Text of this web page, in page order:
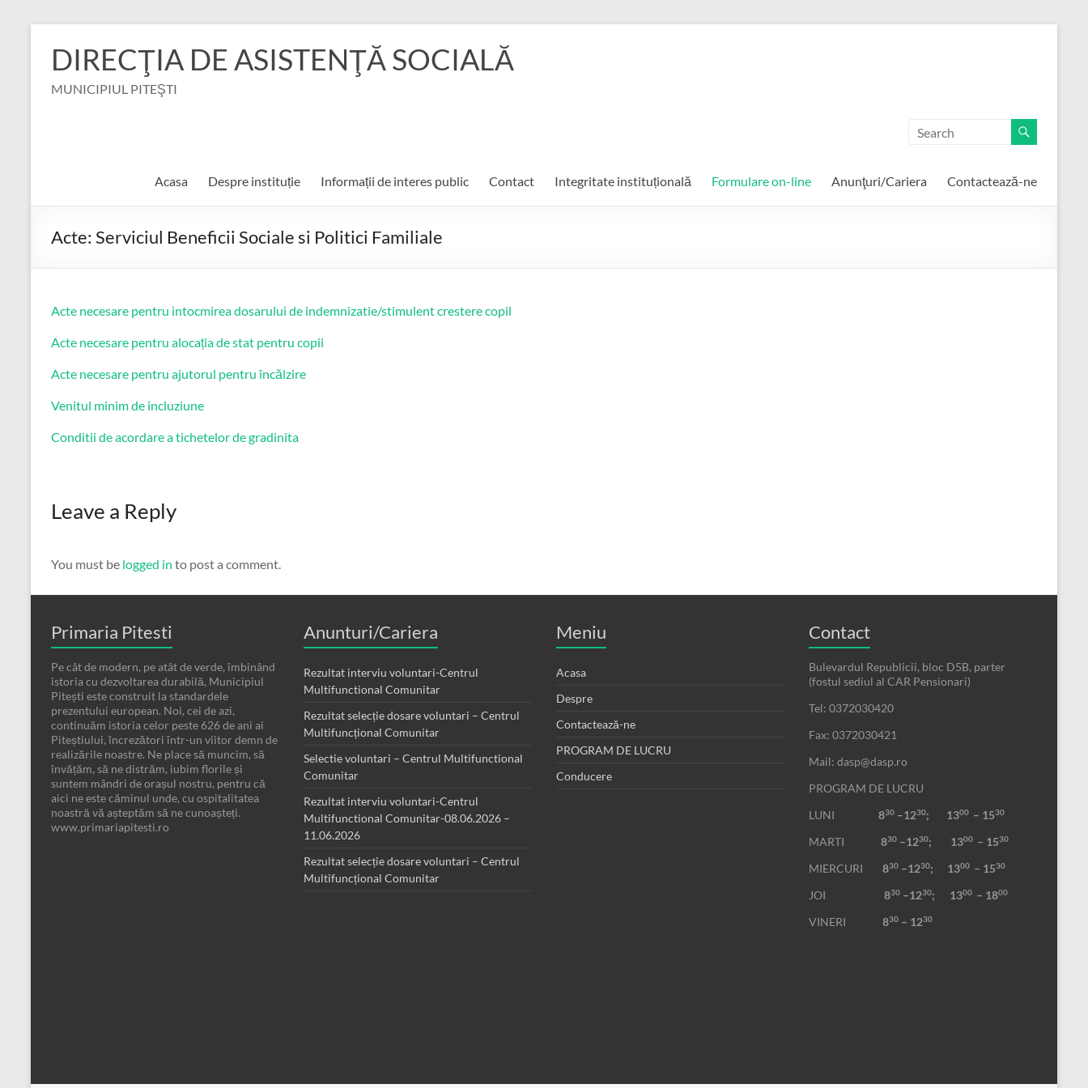
contentDIRECŢIA DE ASISTENŢĂ SOCIALĂ
MUNICIPIUL PITEŞTI
Acasa Despre instituție Informații de interes public Contact Integritate instituțională Formulare on-line Anunţuri/Cariera Contactează-ne
Acte: Serviciul Beneficii Sociale si Politici Familiale
Acte necesare pentru intocmirea dosarului de indemnizatie/stimulent crestere copil
Acte necesare pentru alocația de stat pentru copii
Acte necesare pentru ajutorul pentru încălzire
Venitul minim de incluziune
Conditii de acordare a tichetelor de gradinita
Leave a Reply
You must be logged in to post a comment.
Primaria Pitesti
Pe cât de modern, pe atât de verde, îmbinând
istoria cu dezvoltarea durabilă, Municipiul
Pitești este construit la standardele
prezentului european. Noi, cei de azi,
continuăm istoria celor peste 626 de ani ai
Piteștiului, încrezători într-un viitor demn de
realizările noastre. Ne place să muncim, să
învățăm, să ne distrăm, iubim florile și
suntem mândri de orașul nostru, pentru că
aici ne este căminul unde, cu ospitalitatea
noastră vă așteptăm să ne cunoașteți.
www.primariapitesti.ro
Anunturi/Cariera
Rezultat interviu voluntari-Centrul
Multifunctional Comunitar
Rezultat selecție dosare voluntari – Centrul
Multifuncțional Comunitar
Selectie voluntari – Centrul Multifunctional
Comunitar
Rezultat interviu voluntari-Centrul
Multifunctional Comunitar-08.06.2026 –
11.06.2026
Rezultat selecție dosare voluntari – Centrul
Multifuncțional Comunitar
Meniu
Acasa
Despre
Contactează-ne
PROGRAM DE LUCRU
Conducere
Contact
Bulevardul Republicii, bloc D5B, parter
(fostul sediul al CAR Pensionari)
Tel: 0372030420
Fax: 0372030421
Mail: dasp@dasp.ro
PROGRAM DE LUCRU
LUNI
830 –1230; 1300 – 1530
MARTI 830 –1230; 1300 – 1530
MIERCURI 830 –1230; 1300 – 1530
JOI 830 –1230; 1300 – 1800
VINERI 830 – 1230